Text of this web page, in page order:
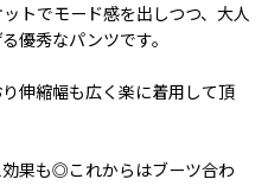
トでモード感を出しつつ、大人
優秀なパンツです。
伸縮幅も広く楽に着用して頂
果も◎これからはブーツ合わ